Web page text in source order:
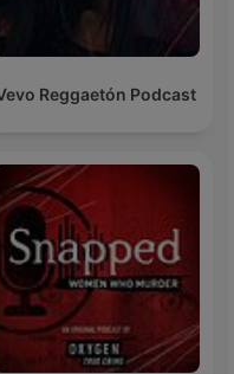
Reggaetón Podcast